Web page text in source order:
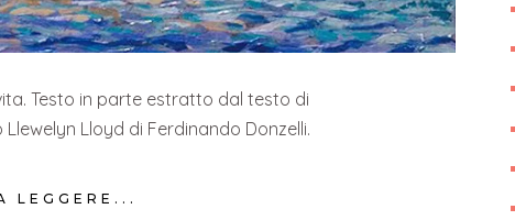
Testo in parte estratto dal testo di
Lloyd di Ferdinando Donzelli.
LEGGERE...